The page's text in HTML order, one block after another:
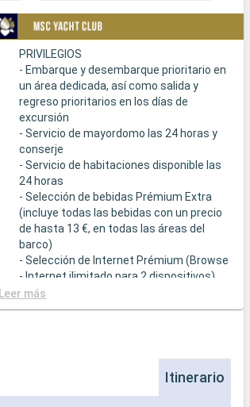
PRIVILEGIOS
- Embarque y desembarque prioritario en
un área dedicada, así como salida y
regreso prioritarios en los días de
excursión
- Servicio de mayordomo las 24 horas y
conserje
- Servicio de habitaciones disponible las
24 horas
- Selección de bebidas Prémium Extra
(incluye todas las bebidas con un precio
de hasta 13 €, en todas las áreas del
barco)
- Selección de Internet Prémium (Browse
- Internet ilimitado para 2 dispositivos)
- Acceso prioritario a la suite termal de
MSC Aurea Spa
- Otros detalles: servicio de empaquetar
Leer más
Itinerario